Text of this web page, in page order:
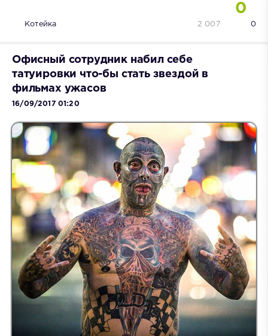
0
Котейка 0
2 007
Офисный сотрудник набил себе
татуировки что-бы стать звездой в
фильмах ужасов
16/09/2017 01:20